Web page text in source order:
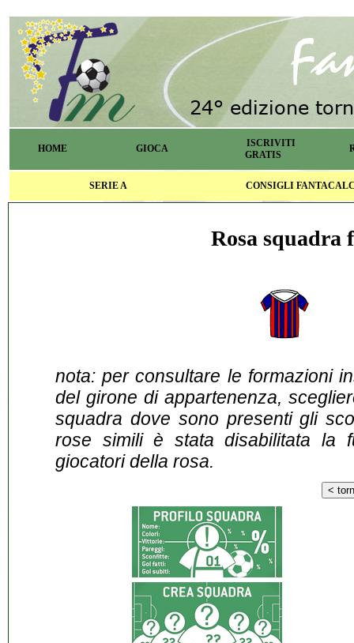
HOME GIOCA
ISCRIVITI
GRATIS
SERIE A CONSIGLI
Rosa squadra
nota: per consultare le formazioni
del girone di appartenenza,
squadra dove sono presenti gli
rose simili è stata disabilitata la
giocatori della rosa.